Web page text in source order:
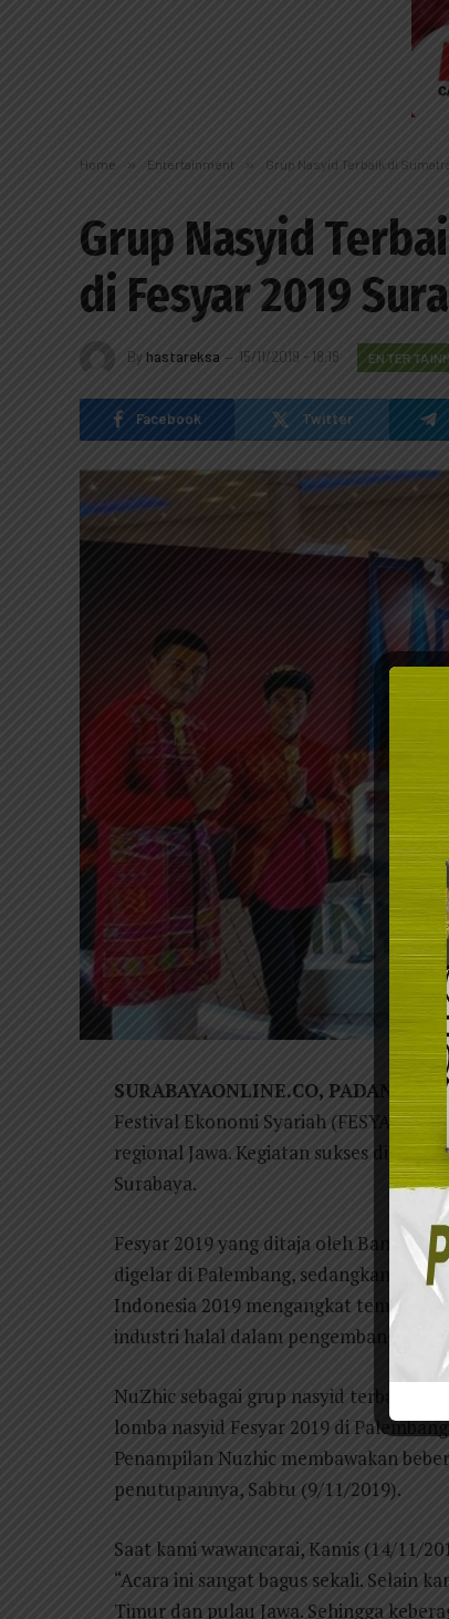
Home » Entertainment » Grup Nasyid Terbaik di
Grup Nasyid
di Fesyar 2019
By hastareksa 15/11/2019 - 18:18
Facebook Twitter
SURABAYAONLINE.CO, PADANG –
Festival Ekonomi Syariah (FESYAR)
regional Jawa. Kegiatan sukses digelar
Surabaya.
Fesyar 2019 yang ditaja oleh Bank
digelar di Palembang, sedangkan
Indonesia 2019 mengangkat tema
industri halal dalam pengembangan
NuZhic sebagai grup nasyid terbaik di
lomba nasyid Fesyar 2019 di
Penampilan Nuzhic membawakan
penutupannya, Sabtu (9/11/2019).
Saat kami wawancarai, Kamis (14/11/
“Acara ini sangat bagus sekali. Selain
Timur dan pulau Jawa. Sehingga